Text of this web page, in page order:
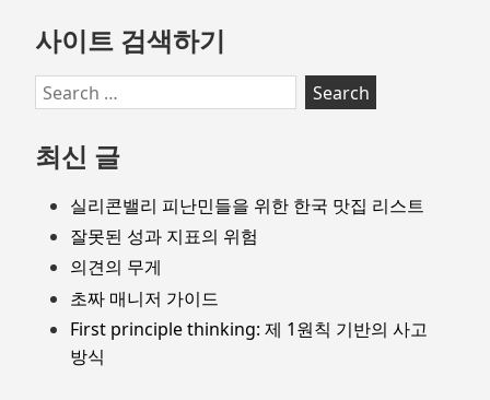
사이트 검색하기
Search
for:
최신 글
실리콘밸리 피난민들을 위한 한국 맛집 리스트
잘못된 성과 지표의 위험
의견의 무게
초짜 매니저 가이드
First principle thinking: 제 1원칙 기반의 사고
방식